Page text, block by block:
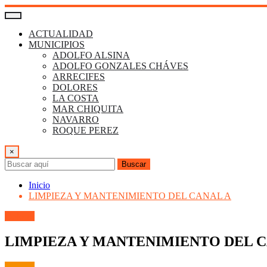
Saltar
al
contenidoACTUALIDAD
MUNICIPIOS
ADOLFO ALSINA
ADOLFO GONZALES CHÁVES
ARRECIFES
DOLORES
LA COSTA
MAR CHIQUITA
NAVARRO
ROQUE PEREZ
×
Buscar
Inicio
LIMPIEZA Y MANTENIMIENTO DEL CANAL A
LIMPIEZA Y MANTENIMIENTO DEL